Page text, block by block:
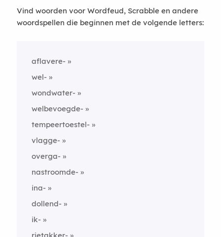
Vind woorden voor Wordfeud, Scrabble en andere
woordspellen die beginnen met de volgende letters:
aflavere-
wel-
wondwater-
welbevoegde-
tempeertoestel-
vlagge-
overga-
nastroomde-
ina-
dollend-
ik-
rietakker-